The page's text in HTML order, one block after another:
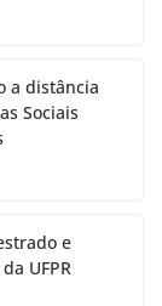
a distância
Sociais
e
UFPR